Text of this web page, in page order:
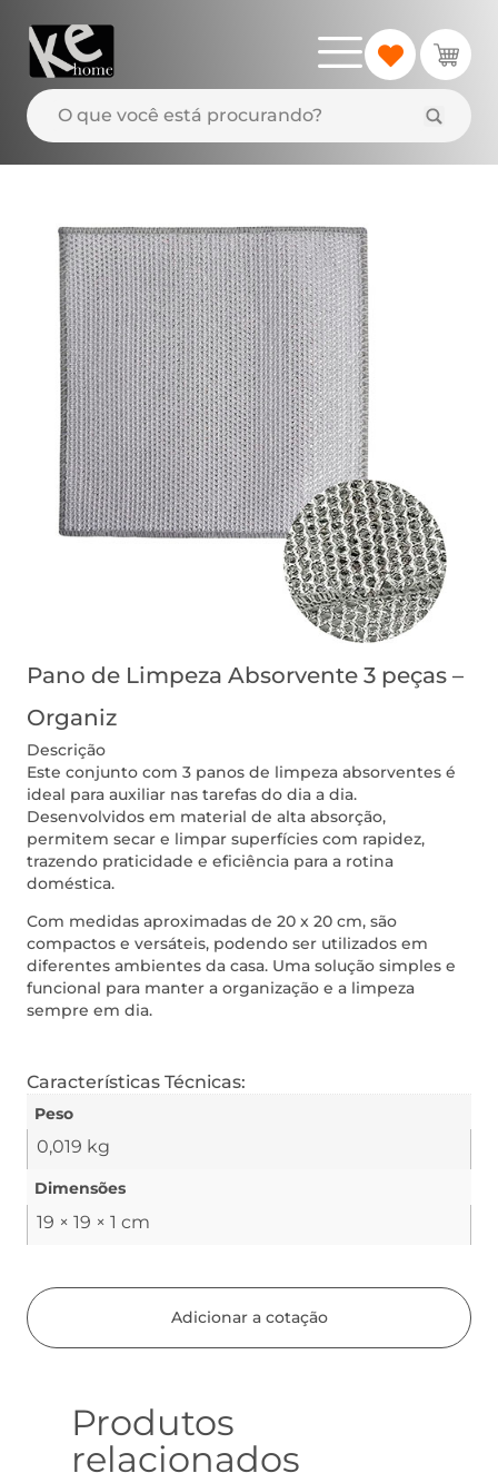
Pano de Limpeza Absorvente 3 peças –
Organiz
Descrição
Este conjunto com 3 panos de limpeza absorventes é
ideal para auxiliar nas tarefas do dia a dia.
Desenvolvidos em material de alta absorção,
permitem secar e limpar superfícies com rapidez,
trazendo praticidade e eficiência para a rotina
doméstica.
Com medidas aproximadas de 20 x 20 cm, são
compactos e versáteis, podendo ser utilizados em
diferentes ambientes da casa. Uma solução simples e
funcional para manter a organização e a limpeza
sempre em dia.
Características Técnicas:
Peso
0,019 kg
Dimensões
19 × 19 × 1 cm
Adicionar a cotação
Produtos
relacionados